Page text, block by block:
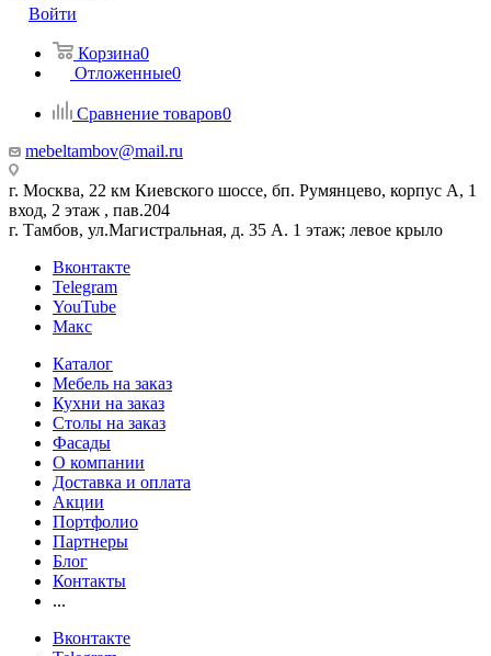
Войти
Корзина0
Отложенные0
Сравнение товаров0
mebeltambov@mail.ru
г. Москва, 22 км Киевского шоссе, бп. Румянцево, корпус А, 1
вход, 2 этаж , пав.204
г. Тамбов, ул.Магистральная, д. 35 А. 1 этаж; левое крыло
Вконтакте
Telegram
YouTube
Макс
Каталог
Мебель на заказ
Кухни на заказ
Столы на заказ
Фасады
О компании
Доставка и оплата
Акции
Портфолио
Партнеры
Блог
Контакты
...
Вконтакте